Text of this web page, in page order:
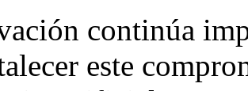
continúa
este